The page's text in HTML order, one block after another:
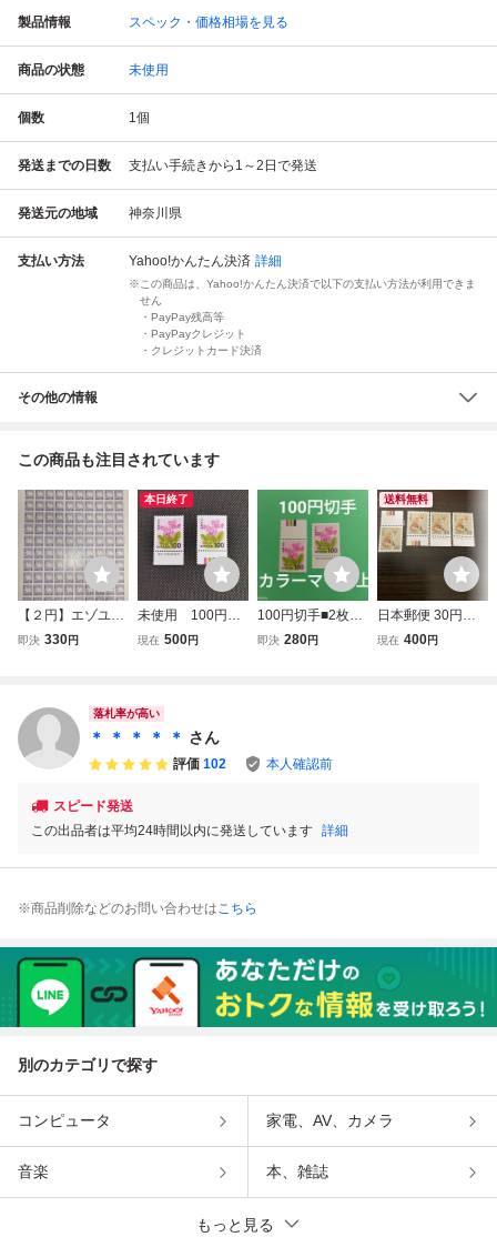
製品情報 スペック・価格相場を見る
商品の状態 未使用
個数 1個
発送までの日数 支払い手続きから1～2日で発送
発送元の地域 神奈川県
支払い方法 Yahoo!かんたん決済 詳細
この商品は、Yahoo!かんたん決済で以下の支払い方法が利用できま
せん
・PayPay残高等
・PayPayクレジット
・クレジットカード決済
その他の情報
この商品も注目されています
【２円】エゾユキ
ウサギ １００面シ
ク：上
即決 330円
本日終了
未使用 100円切
手×2枚 サクラソ
にどうぞ♪
現在 500円
100円切手■2枚セ
ット■カラーマー
即決 280円
送料無料
日本郵便 30円切
手 キタキツネ カ
現在 400円
落札率が高い
＊ ＊ ＊ ＊ ＊ さん
評価 102 本人確認前
スピード発送
この出品者は平均24時間以内に発送しています 詳細
※商品削除などのお問い合わせはこちら
別のカテゴリで探す
コンピュータ 家電、AV、カメラ
音楽 本、雑誌
もっと見る